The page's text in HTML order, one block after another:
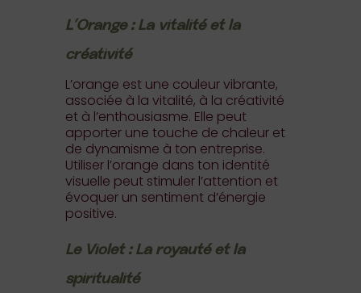
L’Orange : La vitalité et la
créativité
L’orange est une couleur vibrante,
associée à la vitalité, à la créativité
et à l’enthousiasme. Elle peut
apporter une touche de chaleur et
de dynamisme à ton entreprise.
Utiliser l’orange dans ton identité
visuelle peut stimuler l’attention et
évoquer un sentiment d’énergie
positive.
Le Violet : La royauté et la
spiritualité